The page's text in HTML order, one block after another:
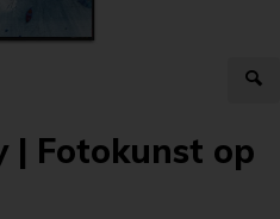
| Fotokunst op